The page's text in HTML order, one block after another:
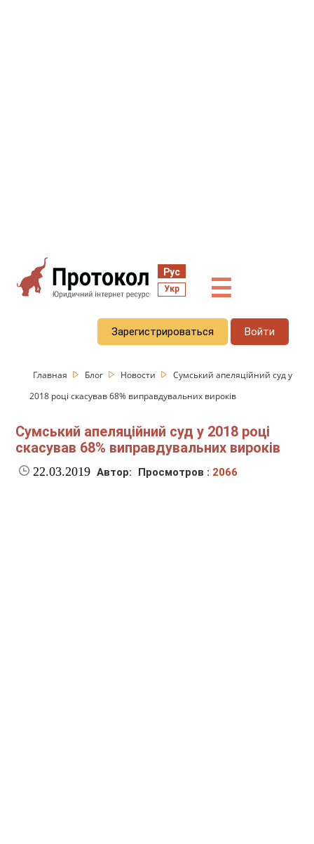
Рус
Укр ☰
Зарегистрироваться Войти
Главная Блог Новости
Сумський апеляційний суд у
2018 році скасував 68% виправдувальних вироків
Сумський апеляційний суд у 2018 році
скасував 68% виправдувальних вироків
22.03.2019 Автор: Просмотров : 2066